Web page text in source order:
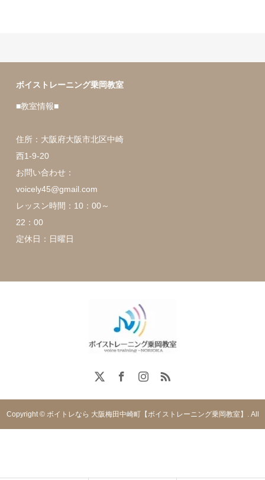
ボイストレーニング乗岡教室
■教室情報■
住所：大阪府大阪市北区中崎
西1-9-20
お問い合わせ：
voicely45@gmail.com
レッスン時間：10：00～
22：00
定休日：日曜日
Copyright © ボイトレなら 大阪梅田中崎町【ボイストレーニング乗岡教室】. All